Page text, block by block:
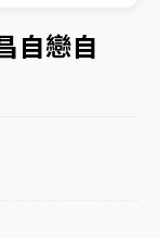
侯友宜揭這類災
增45%居冠
自戀自